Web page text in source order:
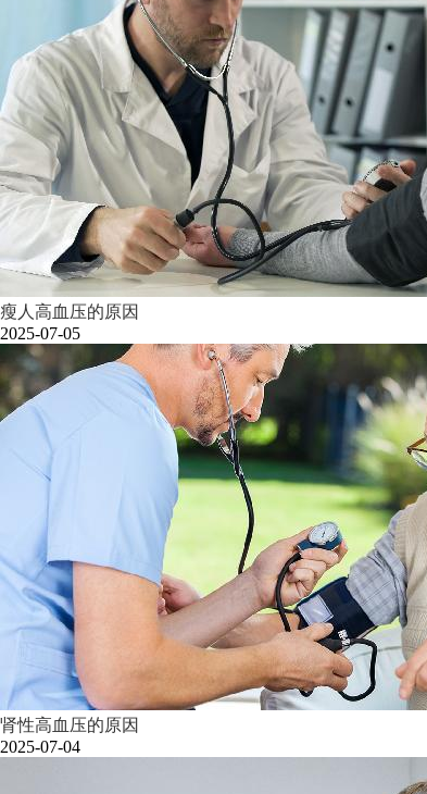
瘦人高血压的原因
2025-07-05
肾性高血压的原因
2025-07-04